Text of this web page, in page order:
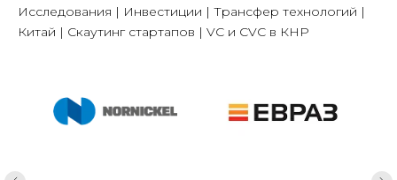
Исследования | Инвестиции | Трансфер технологий |
Китай | Скаутинг стартапов | VC и CVC в КНР